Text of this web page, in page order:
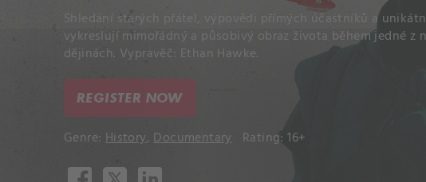
Shledání starých přátel, výpovědi přímých účastníků a
vykreslují mimořádný a působivý obraz života během jedné z
dějinách. Vypravěč: Ethan Hawke.
REGISTER NOW
Genre: History, Documentary Rating: 16+